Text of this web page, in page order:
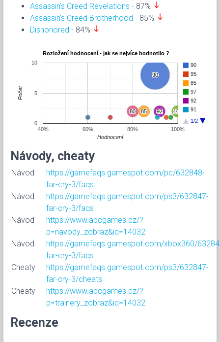
Assassin's Creed Revelations - 87% south
Assassin’s Creed Brotherhood - 85% south
Dishonored - 84% south
Rozložení hodnocení - jak se nejvíce hodnotilo ?
90
95
85
97
92
91
1/2
90
90
85
85 92
92
80
80 100
100
40% 60% 80% 100%
0
5
10
Hodnocení
Počet
Návody, cheaty
Návod
https://gamefaqs.gamespot.com/pc/632848-
far-cry-3/faqs
Návod
https://gamefaqs.gamespot.com/ps3/632847-
far-cry-3/faqs
Návod
https://www.abcgames.cz/?
p=navody_zobraz&id=14032
Návod
https://gamefaqs.gamespot.com/xbox360/
far-cry-3/faqs
Cheaty
https://gamefaqs.gamespot.com/ps3/632847-
far-cry-3/cheats
Cheaty
https://www.abcgames.cz/?
p=trainery_zobraz&id=14032
Recenze